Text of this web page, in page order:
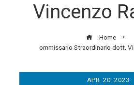
Vincenzo
Home
ommissario Straordinario dott.
APR 20 2023